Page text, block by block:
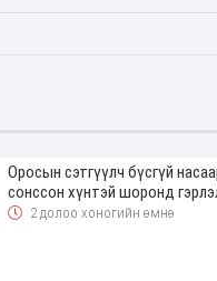
Оросын сэтгүүлч бүсгүй
сонссон хүнтэй шоронд
2 долоо хоногийн өмнө